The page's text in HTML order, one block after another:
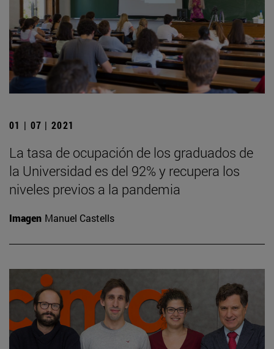
01 | 07 | 2021
La tasa de ocupación de los graduados de
la Universidad es del 92% y recupera los
niveles previos a la pandemia
Imagen Manuel Castells